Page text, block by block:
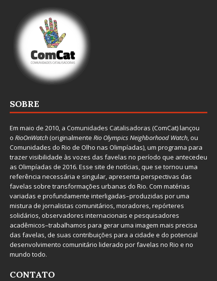
SOBRE
Em maio de 2010, a Comunidades Catalisadoras (ComCat) lançou
o RioOnWatch(originalmente Rio Olympics Neighborhood Watch, ou
Comunidades do Rio de Olho nas Olimpíadas), um programa para
trazer visibilidade às vozes das favelas no período que antecedeu
as Olimpíadas de 2016. Esse site de notícias, que se tornou uma
referência necessária e singular, apresenta perspectivas das
favelas sobre transformações urbanas do Rio. Com matérias
variadas e profundamente interligadas–produzidas por uma
mistura de jornalistas comunitários, moradores, repórteres
solidários, observadores internacionais e pesquisadores
acadêmicos–trabalhamos para gerar uma imagem mais precisa
das favelas, de suas contribuições para a cidade e do potencial
desenvolvimento comunitário liderado por favelas no Rio e no
mundo todo.
CONTATO